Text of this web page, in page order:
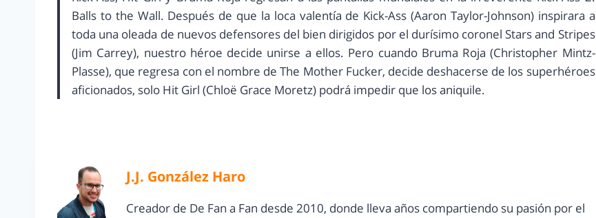
Balls to the Wall. Después de que la loca valentía de Kick-Ass (Aaron Taylor-Johnson) inspirara a
toda una oleada de nuevos defensores del bien dirigidos por el durísimo coronel Stars and Stripes
(Jim Carrey), nuestro héroe decide unirse a ellos. Pero cuando Bruma Roja (Christopher Mintz-
Plasse), que regresa con el nombre de The Mother Fucker, decide deshacerse de los superhéroes
aficionados, solo Hit Girl (Chloë Grace Moretz) podrá impedir que los aniquile.
J.J. González Haro
Creador de De Fan a Fan desde 2010, donde lleva años compartiendo su pasión por el